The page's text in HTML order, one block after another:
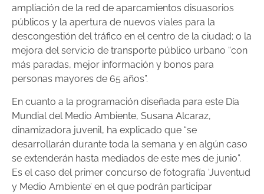
ampliación de la red de aparcamientos disuasorios
públicos y la apertura de nuevos viales para la
descongestión del tráfico en el centro de la ciudad; o la
mejora del servicio de transporte público urbano “con
más paradas, mejor información y bonos para
personas mayores de 65 años”.
En cuanto a la programación diseñada para este Día
Mundial del Medio Ambiente, Susana Alcaraz,
dinamizadora juvenil, ha explicado que “se
desarrollarán durante toda la semana y en algún caso
se extenderán hasta mediados de este mes de junio”.
Es el caso del primer concurso de fotografía ‘Juventud
y Medio Ambiente’ en el que podrán participar